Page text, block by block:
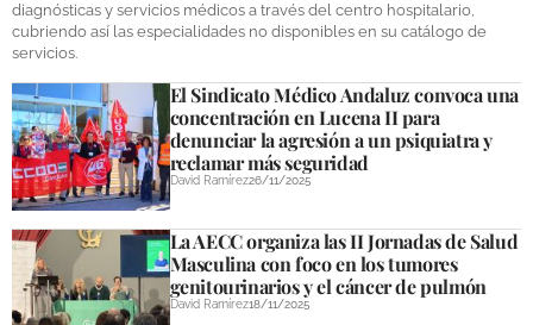
diagnósticas y servicios médicos a través del centro hospitalario,
cubriendo así las especialidades no disponibles en su catálogo de
servicios.
El Sindicato Médico Andaluz convoca una
concentración en Lucena II para
denunciar la agresión a un psiquiatra y
reclamar más seguridad
David Ramírez26/11/2025
La AECC organiza las II Jornadas de Salud
Masculina con foco en los tumores
genitourinarios y el cáncer de pulmón
David Ramírez18/11/2025